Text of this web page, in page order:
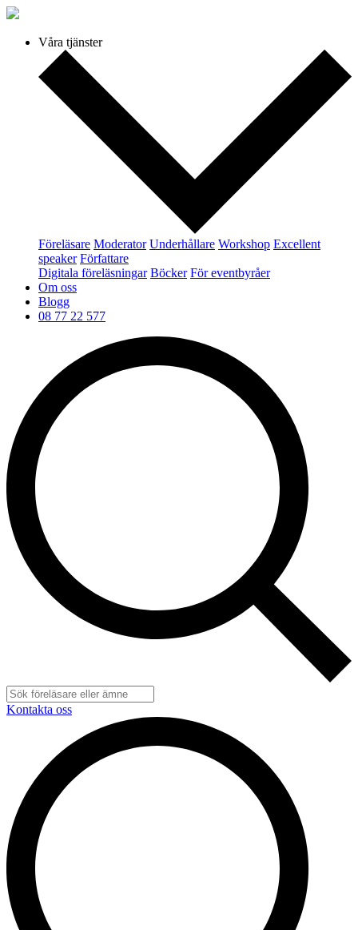
Våra tjänster
Föreläsare Moderator Underhållare Workshop Excellent
speaker Författare
Digitala föreläsningar Böcker För eventbyråer
Om oss
Blogg
08 77 22 577
Kontakta oss